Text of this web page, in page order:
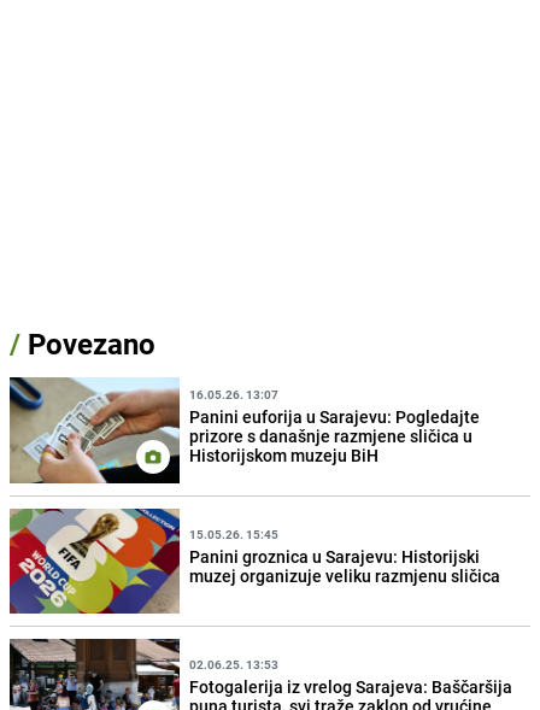
/ Povezano
16.05.26. 13:07
Panini euforija u Sarajevu: Pogledajte
prizore s današnje razmjene sličica u
Historijskom muzeju BiH
15.05.26. 15:45
Panini groznica u Sarajevu: Historijski
muzej organizuje veliku razmjenu sličica
02.06.25. 13:53
Fotogalerija iz vrelog Sarajeva: Baščaršija